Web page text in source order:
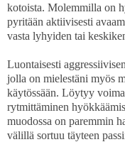
kotoista. Molemmilla on
pyritään aktiivisesti
vasta lyhyiden tai
Luontaisesti
jolla on mielestäni myös
käytössään. Löytyy
rytmittäminen
muodossa on paremmin
välillä sortuu täyteen